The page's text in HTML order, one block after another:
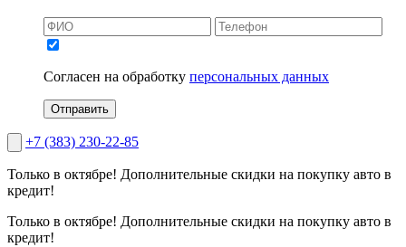
Согласен на обработку персональных данных
Отправить
+7 (383) 230-22-85
Только в октябре! Дополнительные скидки на покупку авто в
кредит!
Только в октябре! Дополнительные скидки на покупку авто в
кредит!